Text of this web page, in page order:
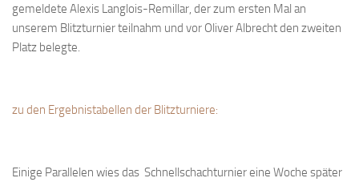
Mannschaften
1. Mannschaft
Schach online
gemeldete Alexis Langlois-Remillar, der zum ersten Mal an
unserem Blitzturnier teilnahm und vor Oliver Albrecht den zweiten
Platz belegte.
zu den Ergebnistabellen der Blitzturniere:
Einige Parallelen wies das Schnellschachturnier eine Woche später